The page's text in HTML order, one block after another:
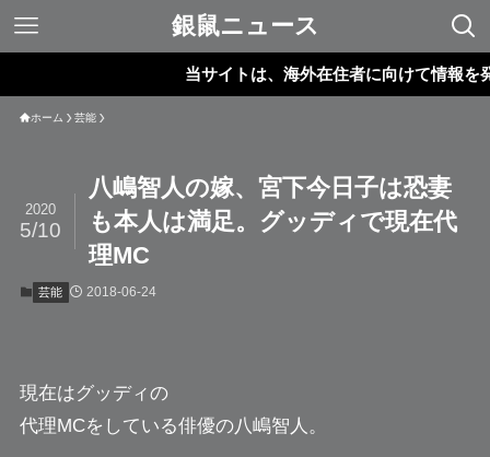
銀鼠ニュース
当サイトは、海外在住者に向けて情報を発信し
ホーム 芸能
八嶋智人の嫁、宮下今日子は恐妻
も本人は満足。グッディで現在代
理MC
2020
5/10
芸能 2018-06-24
現在はグッディの
代理MCをしている俳優の八嶋智人 。